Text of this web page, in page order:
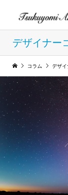
デザイナー
コラム デザイ